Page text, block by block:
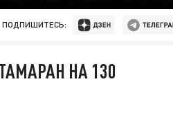
ПОДПИШИТЕСЬ:
НА 130